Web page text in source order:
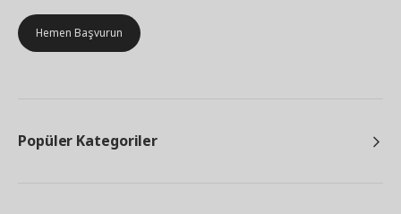
Hemen Başvurun
Popüler Kategoriler